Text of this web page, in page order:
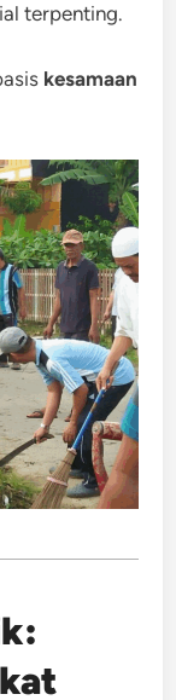
terpenting.
kesamaan